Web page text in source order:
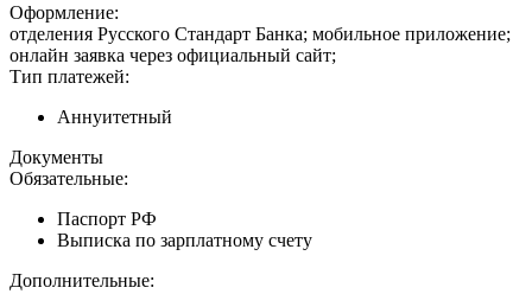
Оформление:
отделения Русского Стандарт Банка; мобильное приложение;
онлайн заявка через официальный сайт;
Тип платежей:
Аннуитетный
Документы
Обязательные:
Паспорт РФ
Выписка по зарплатному счету
Дополнительные: